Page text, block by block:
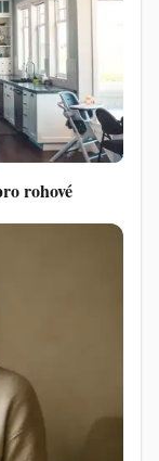
rohové